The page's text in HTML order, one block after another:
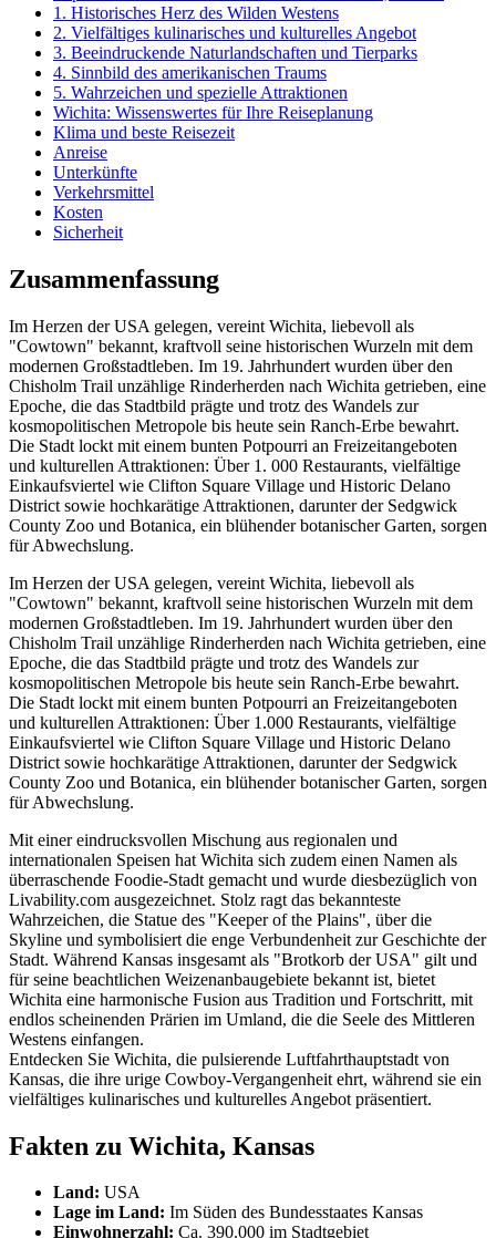
1. Historisches Herz des Wilden Westens
2. Vielfältiges kulinarisches und kulturelles Angebot
3. Beeindruckende Naturlandschaften und Tierparks
4. Sinnbild des amerikanischen Traums
5. Wahrzeichen und spezielle Attraktionen
Wichita: Wissenswertes für Ihre Reiseplanung
Klima und beste Reisezeit
Anreise
Unterkünfte
Verkehrsmittel
Kosten
Sicherheit
Zusammenfassung
Im Herzen der USA gelegen, vereint Wichita, liebevoll als
"Cowtown" bekannt, kraftvoll seine historischen Wurzeln mit dem
modernen Großstadtleben. Im 19. Jahrhundert wurden über den
Chisholm Trail unzählige Rinderherden nach Wichita getrieben, eine
Epoche, die das Stadtbild prägte und trotz des Wandels zur
kosmopolitischen Metropole bis heute sein Ranch-Erbe bewahrt.
Die Stadt lockt mit einem bunten Potpourri an Freizeitangeboten
und kulturellen Attraktionen: Über 1. 000 Restaurants, vielfältige
Einkaufsviertel wie Clifton Square Village und Historic Delano
District sowie hochkarätige Attraktionen, darunter der Sedgwick
County Zoo und Botanica, ein blühender botanischer Garten, sorgen
für Abwechslung.
Im Herzen der USA gelegen, vereint Wichita, liebevoll als
"Cowtown" bekannt, kraftvoll seine historischen Wurzeln mit dem
modernen Großstadtleben. Im 19. Jahrhundert wurden über den
Chisholm Trail unzählige Rinderherden nach Wichita getrieben, eine
Epoche, die das Stadtbild prägte und trotz des Wandels zur
kosmopolitischen Metropole bis heute sein Ranch-Erbe bewahrt.
Die Stadt lockt mit einem bunten Potpourri an Freizeitangeboten
und kulturellen Attraktionen: Über 1.000 Restaurants, vielfältige
Einkaufsviertel wie Clifton Square Village und Historic Delano
District sowie hochkarätige Attraktionen, darunter der Sedgwick
County Zoo und Botanica, ein blühender botanischer Garten, sorgen
für Abwechslung.
Mit einer eindrucksvollen Mischung aus regionalen und
internationalen Speisen hat Wichita sich zudem einen Namen als
überraschende Foodie-Stadt gemacht und wurde diesbezüglich von
Livability.com ausgezeichnet. Stolz ragt das bekannteste
Wahrzeichen, die Statue des "Keeper of the Plains", über die
Skyline und symbolisiert die enge Verbundenheit zur Geschichte der
Stadt. Während Kansas insgesamt als "Brotkorb der USA" gilt und
für seine beachtlichen Weizenanbaugebiete bekannt ist, bietet
Wichita eine harmonische Fusion aus Tradition und Fortschritt, mit
endlos scheinenden Prärien im Umland, die die Seele des Mittleren
Westens einfangen.
Entdecken Sie Wichita, die pulsierende Luftfahrthauptstadt von
Kansas, die ihre urige Cowboy-Vergangenheit ehrt, während sie ein
vielfältiges kulinarisches und kulturelles Angebot präsentiert.
Fakten zu Wichita, Kansas
Land: USA
Lage im Land: Im Süden des Bundesstaates Kansas
Einwohnerzahl: Ca. 390.000 im Stadtgebiet